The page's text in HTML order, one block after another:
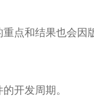
点和结果也会因
开发周期。